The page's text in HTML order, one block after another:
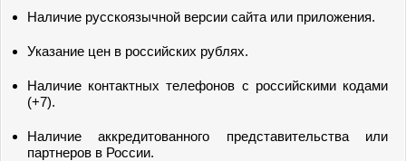
Наличие русскоязычной версии сайта или приложения.
Указание цен в российских рублях.
Наличие контактных телефонов с российскими кодами
(+7).
Наличие аккредитованного представительства или
партнеров в России.